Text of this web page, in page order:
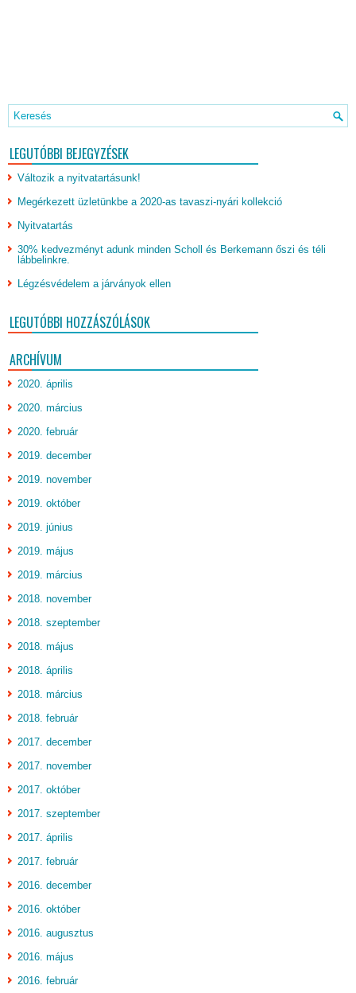
LEGUTÓBBI BEJEGYZÉSEK
Változik a nyitvatartásunk!
Megérkezett üzletünkbe a 2020-as tavaszi-nyári kollekció
Nyitvatartás
30% kedvezményt adunk minden Scholl és Berkemann őszi és téli
lábbelinkre.
Légzésvédelem a járványok ellen
LEGUTÓBBI HOZZÁSZÓLÁSOK
ARCHÍVUM
2020. április
2020. március
2020. február
2019. december
2019. november
2019. október
2019. június
2019. május
2019. március
2018. november
2018. szeptember
2018. május
2018. április
2018. március
2018. február
2017. december
2017. november
2017. október
2017. szeptember
2017. április
2017. február
2016. december
2016. október
2016. augusztus
2016. május
2016. február